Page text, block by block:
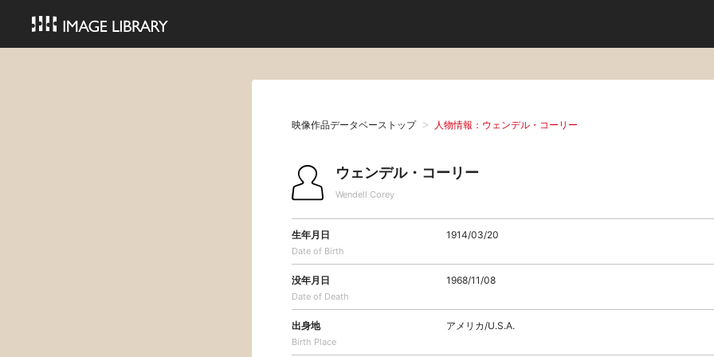
映像作品データベーストップ 人物情報：ウェンデル・コーリー
ウェンデル・コーリー
Wendell Corey
生年月日
Date of Birth
1914/03/20
没年月日
Date of Death
1968/11/08
出身地
Birth Place
アメリカ/U.S.A.